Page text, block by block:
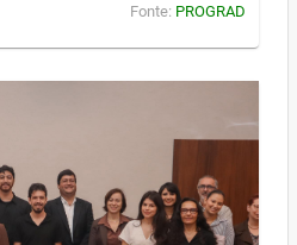
Fonte: PROGRAD